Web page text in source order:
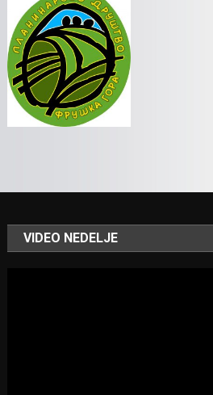
VIDEO NEDELJE